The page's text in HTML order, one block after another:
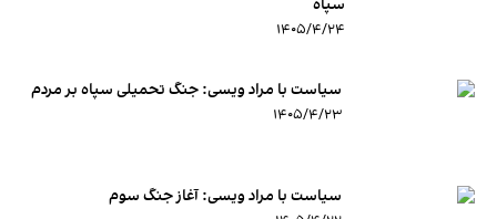
سپاه
۱۴۰۵/۴/۲۴
سیاست با مراد ویسی: جنگ تحمیلی سپاه بر مردم
۱۴۰۵/۴/۲۳
سیاست با مراد ویسی: آغاز جنگ سوم